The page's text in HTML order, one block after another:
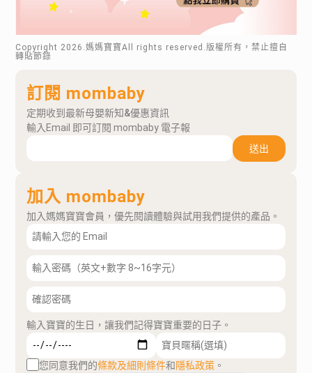
Copyright 2026 .媽媽寶寶All rights reserved.版權所有，禁止擅自
轉貼節錄
訂閱 mombaby
定期收到最新母嬰新知&優惠資訊
輸入Email 即可訂閱 mombaby 電子報
送出
加入 mombaby
加入媽媽寶寶會員，優先閱讀體驗與試用我們提供的產品。
輸入寶寶的生日，讓我們記得寶寶重要的日子。
您同意我們的條款及細則條件和隱私政策 。